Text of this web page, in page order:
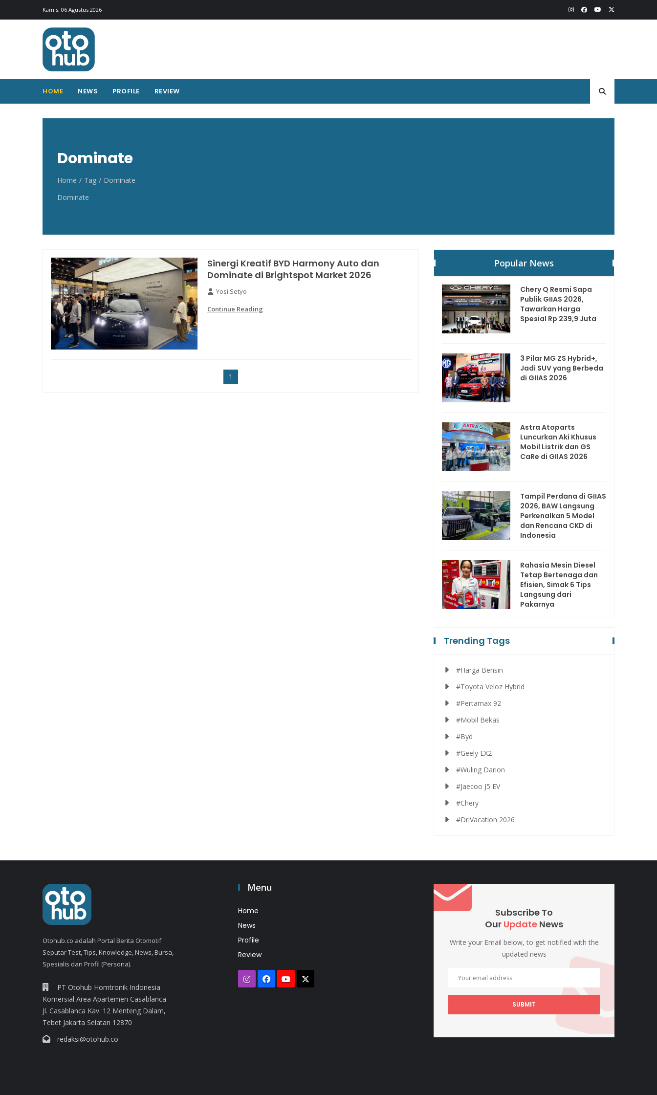
Kamis, 06 Agustus 2026
HOME NEWS PROFILE REVIEW
Otohub.co
Portal berita otomotif Indonesia terkini
Dominate
Home Tag
Dominate
Dominate
Sinergi Kreatif BYD Harmony Auto dan
Dominate di Brightspot Market 2026
Yosi Setyo
Continue Reading
1
Popular News
Chery Q Resmi Sapa
Publik GIIAS 2026,
Tawarkan Harga
Spesial Rp 239,9 Juta
3 Pilar MG ZS Hybrid+,
Jadi SUV yang Berbeda
di GIIAS 2026
Astra Atoparts
Luncurkan Aki Khusus
Mobil Listrik dan GS
CaRe di GIIAS 2026
Tampil Perdana di GIIAS
2026, BAW Langsung
Perkenalkan 5 Model
dan Rencana CKD di
Indonesia
Rahasia Mesin Diesel
Tetap Bertenaga dan
Efisien, Simak 6 Tips
Langsung dari
Pakarnya
Trending Tags
#Harga Bensin
#Toyota Veloz Hybrid
#Pertamax 92
#Mobil Bekas
#Byd
#Geely EX2
#Wuling Darion
#Jaecoo J5 EV
#Chery
#DriVacation 2026
Otohub.co adalah Portal Berita Otomotif
Seputar Test, Tips, Knowledge, News, Bursa,
Spesialis dan Profil (Persona).
PT Otohub Homtronik Indonesia
Komersial Area Apartemen Casablanca
Jl. Casablanca Kav. 12 Menteng Dalam,
Tebet Jakarta Selatan 12870
redaksi@otohub.co
Menu
Home
News
Profile
Review
Subscribe To
Our Update News
Write your Email below, to get notified with the
updated news
SUBMIT